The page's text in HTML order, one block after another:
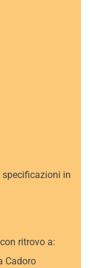
specificazioni in
ritrovo a:
Cadoro